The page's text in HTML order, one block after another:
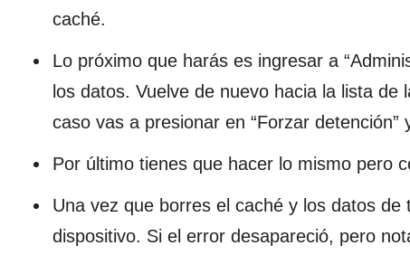
caché.
Lo próximo que harás es ingresar a
los datos. Vuelve de nuevo hacia la lista de
caso vas a presionar en “Forzar detención”
Por último tienes que hacer lo mismo pero
Una vez que borres el caché y los datos
dispositivo. Si el error desapareció, pero